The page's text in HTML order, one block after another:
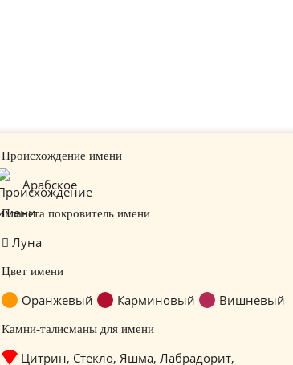
Происхождение имени
Арабское
Планета покровитель имени
Луна
Цвет имени
Оранжевый Карминовый Вишневый
Камни-талисманы для имени
Цитрин, Стекло, Яшма, Лабрадорит,